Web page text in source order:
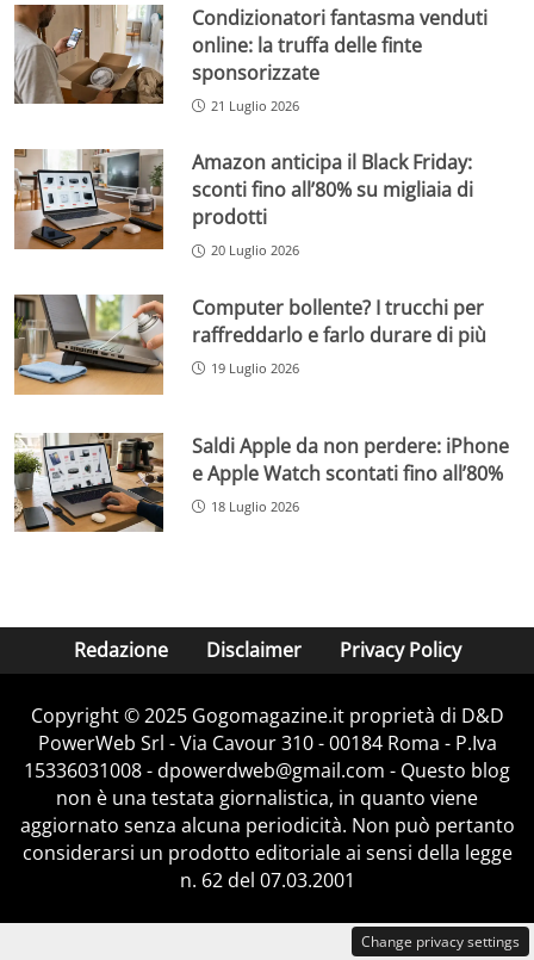
Condizionatori fantasma venduti
online: la truffa delle finte
sponsorizzate
21 Luglio 2026
Amazon anticipa il Black Friday:
sconti fino all’80% su migliaia di
prodotti
20 Luglio 2026
Computer bollente? I trucchi per
raffreddarlo e farlo durare di più
19 Luglio 2026
Saldi Apple da non perdere: iPhone
e Apple Watch scontati fino all’80%
18 Luglio 2026
Redazione Disclaimer Privacy Policy
Copyright © 2025 Gogomagazine.it proprietà di D&D
PowerWeb Srl - Via Cavour 310 - 00184 Roma - P.Iva
15336031008 - dpowerdweb@gmail.com - Questo blog
non è una testata giornalistica, in quanto viene
aggiornato senza alcuna periodicità. Non può pertanto
considerarsi un prodotto editoriale ai sensi della legge
n. 62 del 07.03.2001
Change privacy settings